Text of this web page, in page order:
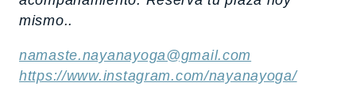
mismo..
namaste.nayanayoga@gmail.com
https://www.instagram.com/nayanayoga/